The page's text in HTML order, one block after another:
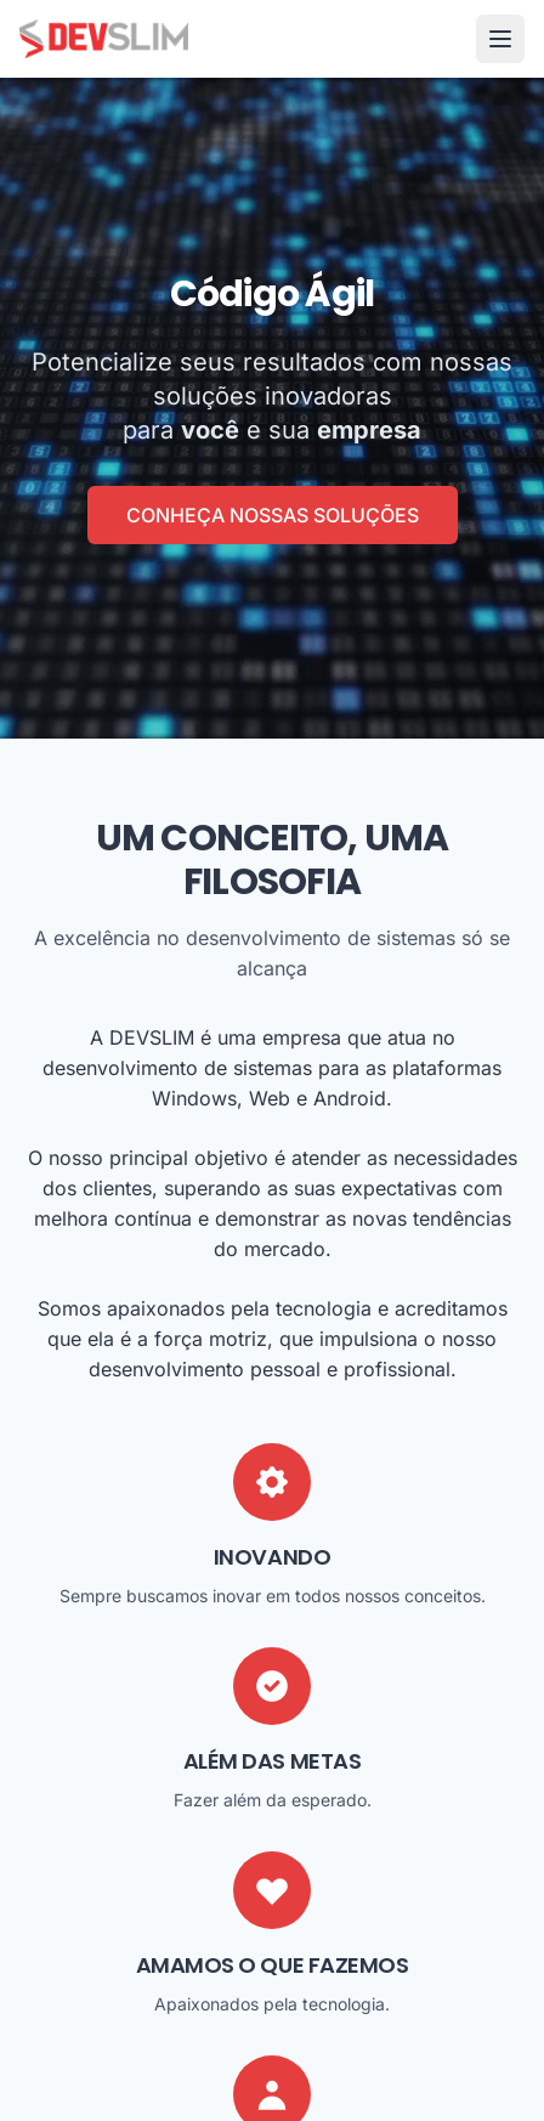
DEVSLIM - Sistema de Informação
Código Ágil
Potencialize seus resultados com nossas
soluções inovadoras
paravocê e sua empresa
CONHEÇA NOSSAS SOLUÇÕES
UM CONCEITO, UMA
FILOSOFIA
A excelência no desenvolvimento de sistemas só se
alcança
A DEVSLIM é uma empresa que atua no
desenvolvimento de sistemas para as plataformas
Windows, Web e Android.
O nosso principal objetivo é atender as necessidades
dos clientes, superando as suas expectativas com
melhora contínua e demonstrar as novas tendências
do mercado.
Somos apaixonados pela tecnologia e acreditamos
que ela é a força motriz, que impulsiona o nosso
desenvolvimento pessoal e profissional.
INOVANDO
Sempre buscamos inovar em todos nossos conceitos.
ALÉM DAS METAS
Fazer além da esperado.
AMAMOS O QUE FAZEMOS
Apaixonados pela tecnologia.